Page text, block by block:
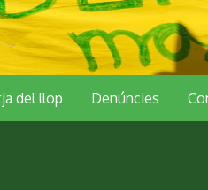
del llop Denúncies